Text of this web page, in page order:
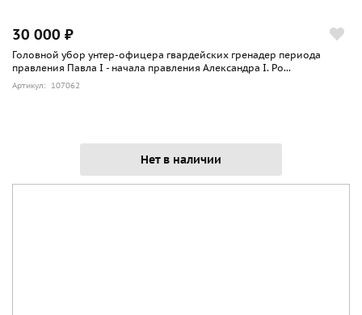
30 000 ₽
Головной убор унтер-офицера гвардейских гренадер периода
правления Павла I - начала правления Александра I. Ро...
Артикул: 107062
Нет в наличии